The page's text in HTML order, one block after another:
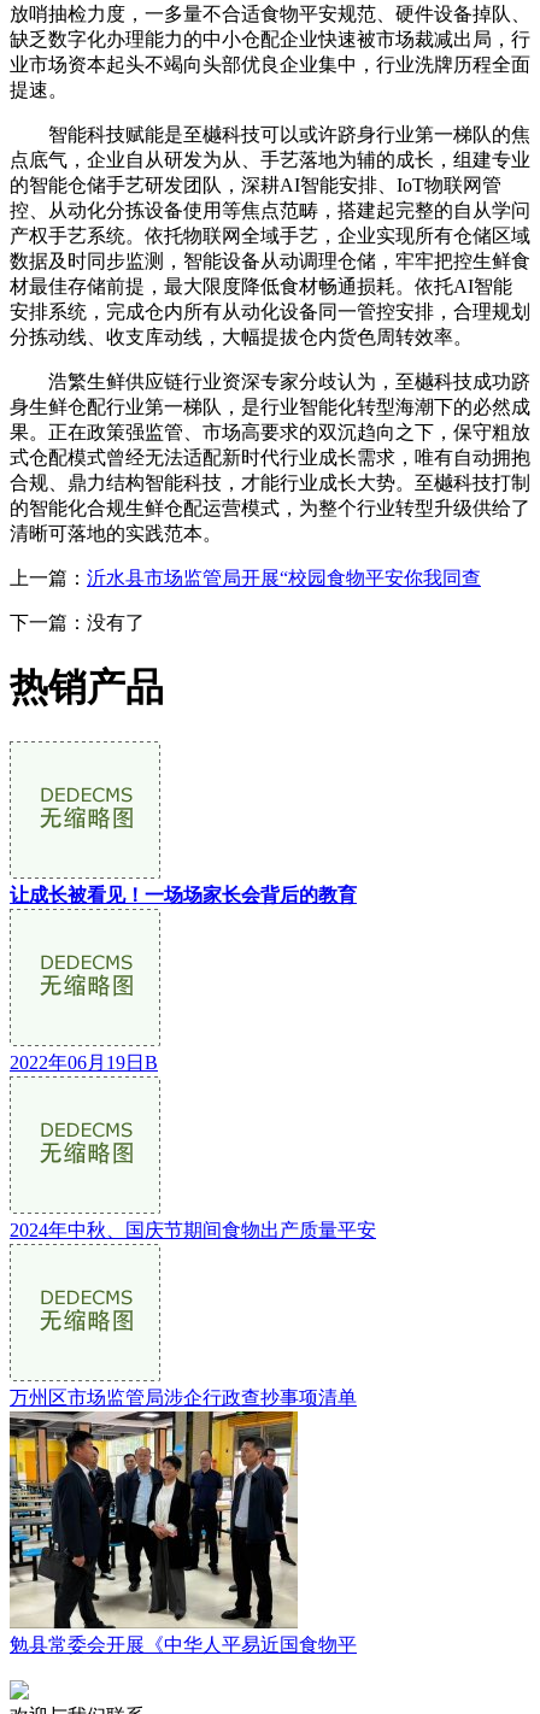
放哨抽检力度，一多量不合适食物平安规范、硬件设备掉队、
缺乏数字化办理能力的中小仓配企业快速被市场裁减出局，行
业市场资本起头不竭向头部优良企业集中，行业洗牌历程全面
提速。
智能科技赋能是至樾科技可以或许跻身行业第一梯队的焦
点底气，企业自从研发为从、手艺落地为辅的成长，组建专业
的智能仓储手艺研发团队，深耕AI智能安排、IoT物联网管
控、从动化分拣设备使用等焦点范畴，搭建起完整的自从学问
产权手艺系统。依托物联网全域手艺，企业实现所有仓储区域
数据及时同步监测，智能设备从动调理仓储，牢牢把控生鲜食
材最佳存储前提，最大限度降低食材畅通损耗。依托AI智能
安排系统，完成仓内所有从动化设备同一管控安排，合理规划
分拣动线、收支库动线，大幅提拔仓内货色周转效率。
浩繁生鲜供应链行业资深专家分歧认为，至樾科技成功跻
身生鲜仓配行业第一梯队，是行业智能化转型海潮下的必然成
果。正在政策强监管、市场高要求的双沉趋向之下，保守粗放
式仓配模式曾经无法适配新时代行业成长需求，唯有自动拥抱
合规、鼎力结构智能科技，才能行业成长大势。至樾科技打制
的智能化合规生鲜仓配运营模式，为整个行业转型升级供给了
清晰可落地的实践范本。
上一篇： 沂水县市场监管局开展“校园食物平安你我同查
下一篇：没有了
热销产品
让成长被看见！一场场家长会背后的教育
2022年06月19日B
2024年中秋、国庆节期间食物出产质量平安
万州区市场监管局涉企行政查抄事项清单
勉县常委会开展《中华人平易近国食物平